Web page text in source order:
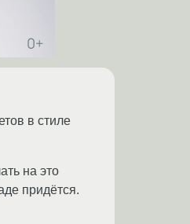
в стиле
на это
придётся.